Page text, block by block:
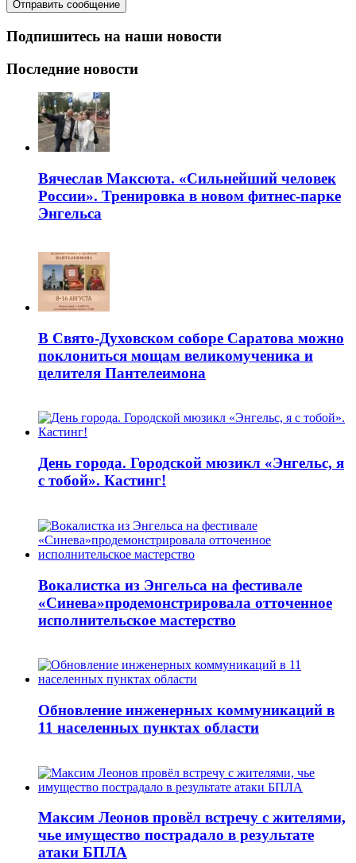
Подпишитесь на наши новости
Последние новости
Вячеслав Максюта. «Сильнейший человек
России». Тренировка в новом фитнес-парке
Энгельса
В Свято-Духовском соборе Саратова можно
поклониться мощам великомученика и
целителя Пантелеимона
День города. Городской мюзикл «Энгельс, я
с тобой». Кастинг!
Вокалистка из Энгельса на фестивале
«Синева»продемонстрировала отточенное
исполнительское мастерство
Обновление инженерных коммуникаций в
11 населенных пунктах области
Максим Леонов провёл встречу с жителями,
чье имущество пострадало в результате
атаки БПЛА